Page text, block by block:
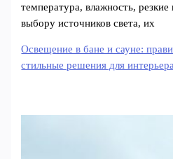
температура, влажность,
выбору источников света, их
Освещение в бане и сауне:
стильные решения для